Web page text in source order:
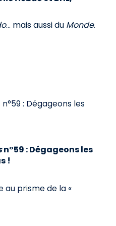
... mais aussi du Monde.
n°59 : Dégageons les
!